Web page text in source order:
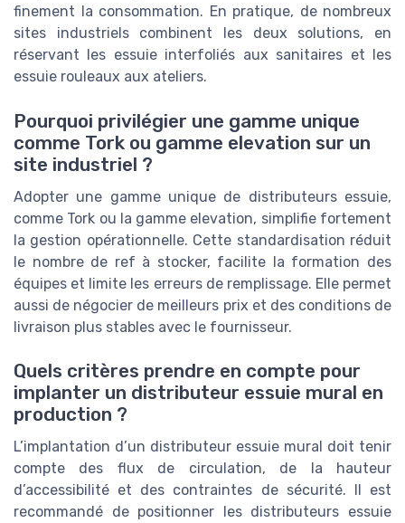
finement la consommation. En pratique, de nombreux
sites industriels combinent les deux solutions, en
réservant les essuie interfoliés aux sanitaires et les
essuie rouleaux aux ateliers.
Pourquoi privilégier une gamme unique
comme Tork ou gamme elevation sur un
site industriel ?
Adopter une gamme unique de distributeurs essuie,
comme Tork ou la gamme elevation, simplifie fortement
la gestion opérationnelle. Cette standardisation réduit
le nombre de ref à stocker, facilite la formation des
équipes et limite les erreurs de remplissage. Elle permet
aussi de négocier de meilleurs prix et des conditions de
livraison plus stables avec le fournisseur.
Quels critères prendre en compte pour
implanter un distributeur essuie mural en
production ?
L’implantation d’un distributeur essuie mural doit tenir
compte des flux de circulation, de la hauteur
d’accessibilité et des contraintes de sécurité. Il est
recommandé de positionner les distributeurs essuie